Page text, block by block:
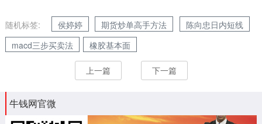
随机标签: 侯婷婷 期货炒单高手方法
陈向忠日内短线
macd三步买卖法
橡胶基本面
上一篇 下一篇
牛钱网官微